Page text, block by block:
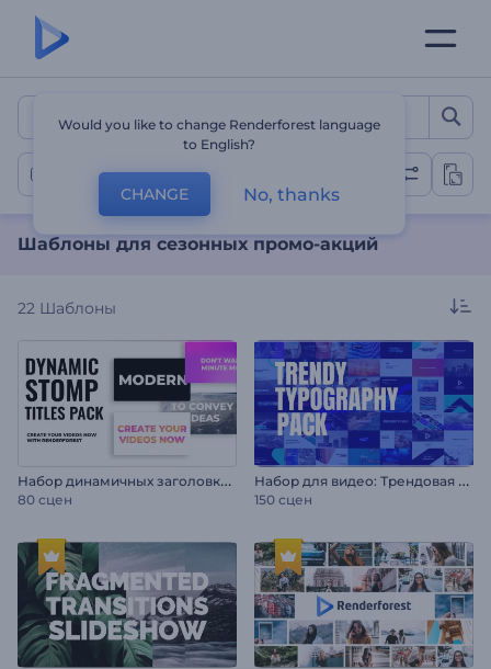
Шаблоны для сезонных
Сезонные промо-акции
Шаблоны для сезонных промо-акций
22 Шаблоны
Н
абор динамичных заголовков в стиле стомп
80 сцен
Н
абор для видео: Трендовая типографика
150 сцен
Would you like to change Renderforest language
to English?
CHANGE No, thanks